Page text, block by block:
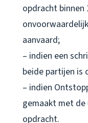
opdracht binnen
aanvaard;
– indien een
beide partijen is
– indien
gemaakt met
opdracht.